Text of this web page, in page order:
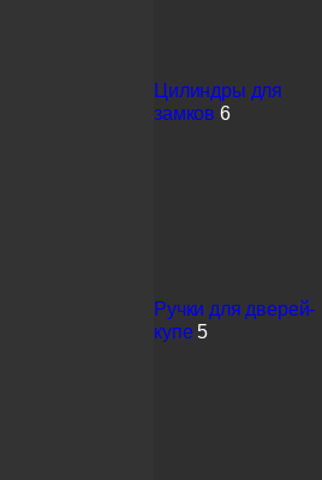
Цилиндры для
замков 6
Ручки для дверей-
купе 5